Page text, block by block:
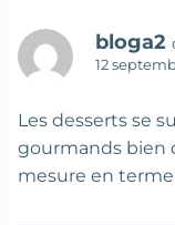
bloga2
12
Les desserts se
gourmands bien
mesure en terme